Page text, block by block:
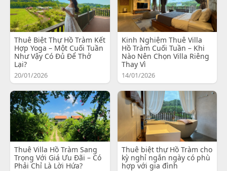
Thuê Biệt Thự Hồ Tràm Kết
Hợp Yoga – Một Cuối Tuần
Như Vậy Có Đủ Để Thở
Lại?
20/01/2026
Kinh Nghiệm Thuê Villa
Hồ Tràm Cuối Tuần – Khi
Nào Nên Chọn Villa Riêng
Thay Vì
14/01/2026
Thuê Villa Hồ Tràm Sang
Trọng Với Giá Ưu Đãi – Có
Phải Chỉ Là Lời Hứa?
Thuê biệt thự Hồ Tràm cho
kỳ nghỉ ngắn ngày có phù
hợp với gia đình